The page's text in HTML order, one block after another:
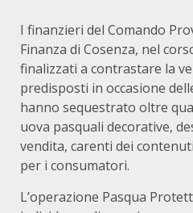
I finanzieri del Comando
Finanza di Cosenza, nel
finalizzati a contrastare la
predisposti in occasione
hanno sequestrato oltre
uova pasquali decorative,
vendita, carenti dei
per i consumatori.
L’operazione Pasqua